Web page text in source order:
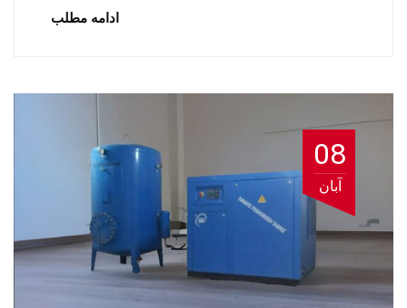
ادامه مطلب
08
آبان